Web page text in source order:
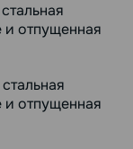
и отпущенная
и отпущенная